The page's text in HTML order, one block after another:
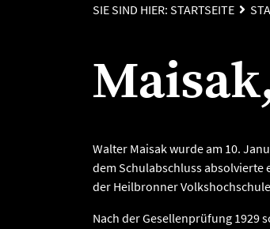
SIE SIND HIER: STARTSEITE
Walter Maisak wurde am 10.
dem Schulabschluss absolvierte
der Heilbronner
Nach der Gesellenprüfung 1929